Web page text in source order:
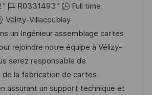
R
é
f
é
r
e
n
R0331493
Full time
Vélizy-Villacoublay
un Ingénieur assemblage cartes
rejoindre notre équipe à Vélizy-
serez responsable de
de la fabrication de cartes
assurant un support technique et